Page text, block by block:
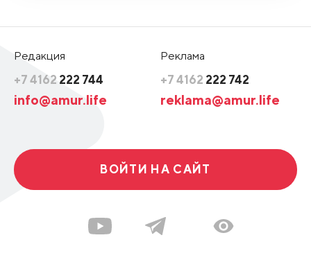
Редакция
+7 4162 222 744
info@amur.life
Реклама
+7 4162 222 742
reklama@amur.life
ВОЙТИ НА САЙТ